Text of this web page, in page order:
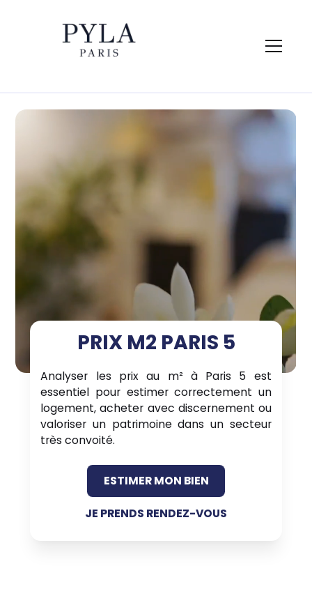
PRIX M2 PARIS 5
Analyser les prix au m² à Paris 5 est
essentiel pour estimer correctement un
logement, acheter avec discernement ou
valoriser un patrimoine dans un secteur
très convoité.
ESTIMER MON BIEN
JE PRENDS RENDEZ-VOUS